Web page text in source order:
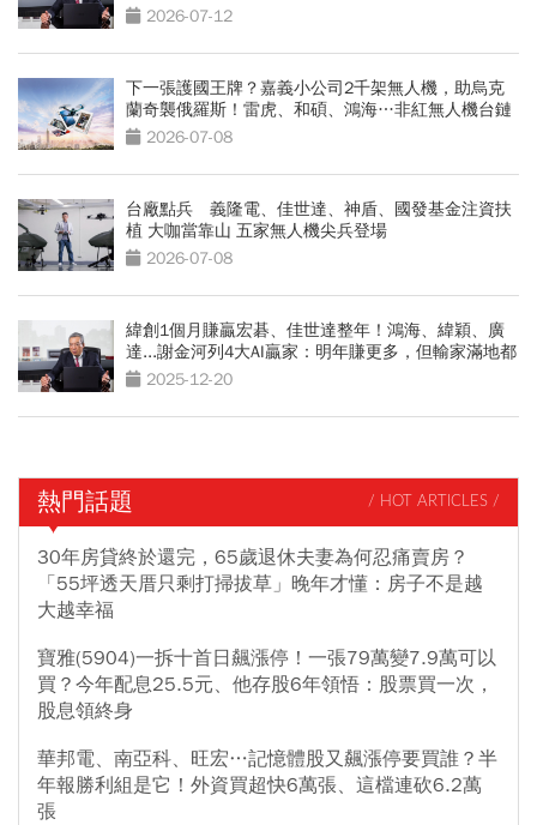
電話就打來」
2026-07-12
下一張護國王牌？嘉義小公司2千架無人機，助烏克
蘭奇襲俄羅斯！雷虎、和碩、鴻海…非紅無人機台鏈
點將2026-07-08
台廠點兵 義隆電、佳世達、神盾、國發基金注資扶
植 大咖當靠山 五家無人機尖兵登場
2026-07-08
緯創1個月賺贏宏碁、佳世達整年！鴻海、緯穎、廣
達...謝金河列4大AI贏家：明年賺更多，但輸家滿地都
是 2025-12-20
熱門話題 / HOT ARTICLES /
30年房貸終於還完，65歲退休夫妻為何忍痛賣房？
「55坪透天厝只剩打掃拔草」晚年才懂：房子不是越
大越幸福
寶雅(5904)一拆十首日飆漲停！一張79萬變7.9萬可以
買？今年配息25.5元、他存股6年領悟：股票買一次，
股息領終身
華邦電、南亞科、旺宏…記憶體股又飆漲停要買誰？半
年報勝利組是它！外資買超快6萬張、這檔連砍6.2萬
張